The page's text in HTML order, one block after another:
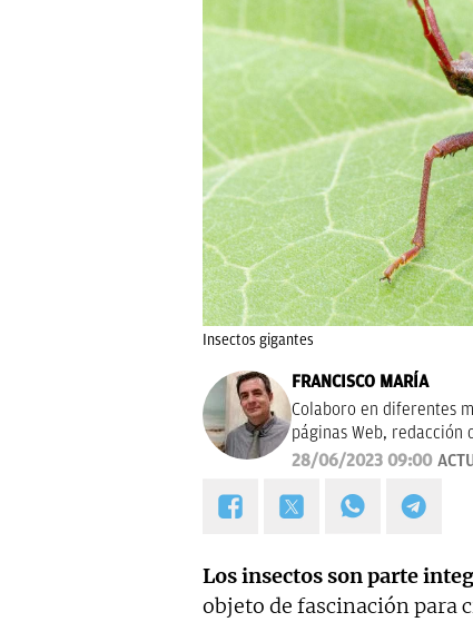
Insectos gigantes
FRANCISCO MARÍA
Colaboro en diferentes
páginas Web, redacción
campañas publicitarias
calidad, bien
28/06/2023 09:00
Los insectos son parte
objeto de fascinación para